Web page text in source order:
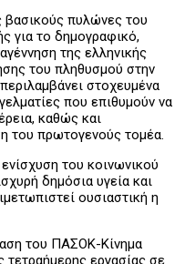
βασικούς πυλώνες του
για το δημογραφικό,
της ελληνικής
του πληθυσμού στην
στοχευμένα
που επιθυμούν να
καθώς και
του πρωτογενούς τομέα.
του κοινωνικού
δημόσια υγεία και
ουσιαστική η
του ΠΑΣΟΚ-Κίνημα
τετραήμερης εργασίας σε